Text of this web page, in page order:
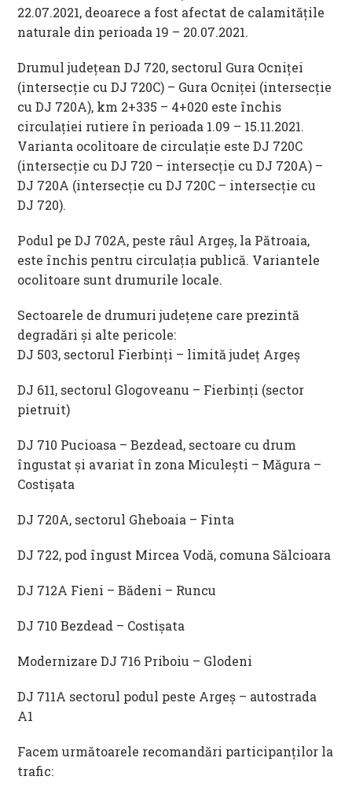
22.07.2021, deoarece a fost afectat de calamitățile
naturale din perioada 19 – 20.07.2021.
Drumul județean DJ 720, sectorul Gura Ocniței
(intersecție cu DJ 720C) – Gura Ocniței (intersecție
cu DJ 720A), km 2+335 – 4+020 este închis
circulației rutiere în perioada 1.09 – 15.11.2021.
Varianta ocolitoare de circulație este DJ 720C
(intersecție cu DJ 720 – intersecție cu DJ 720A) –
DJ 720A (intersecție cu DJ 720C – intersecție cu
DJ 720).
Podul pe DJ 702A, peste râul Argeş, la Pătroaia,
este închis pentru circulaţia publică. Variantele
ocolitoare sunt drumurile locale.
Sectoarele de drumuri judeţene care prezintă
degradări şi alte pericole:
DJ 503, sectorul Fierbinți – limită județ Argeș
DJ 611, sectorul Glogoveanu – Fierbinți (sector
pietruit)
DJ 710 Pucioasa – Bezdead, sectoare cu drum
îngustat și avariat în zona Miculești – Măgura –
Costișata
DJ 720A, sectorul Gheboaia – Finta
DJ 722, pod îngust Mircea Vodă, comuna Sălcioara
DJ 712A Fieni – Bădeni – Runcu
DJ 710 Bezdead – Costișata
Modernizare DJ 716 Priboiu – Glodeni
DJ 711A sectorul podul peste Argeș – autostrada
A1
Facem următoarele recomandări participanţilor la
trafic: